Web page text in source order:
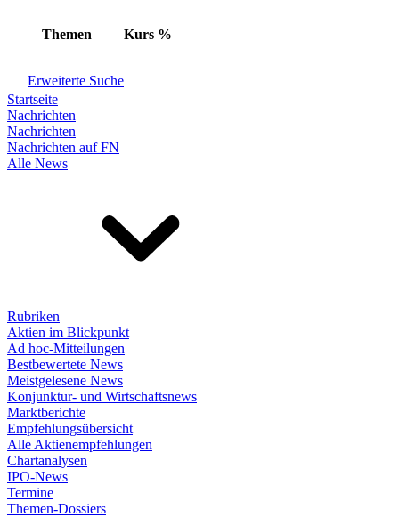
Themen Kurs %
Erweiterte Suche
Startseite
Nachrichten
Nachrichten
Nachrichten auf FN
Alle News
Rubriken
Aktien im Blickpunkt
Ad hoc-Mitteilungen
Bestbewertete News
Meistgelesene News
Konjunktur- und Wirtschaftsnews
Marktberichte
Empfehlungsübersicht
Alle Aktienempfehlungen
Chartanalysen
IPO-News
Termine
Themen-Dossiers